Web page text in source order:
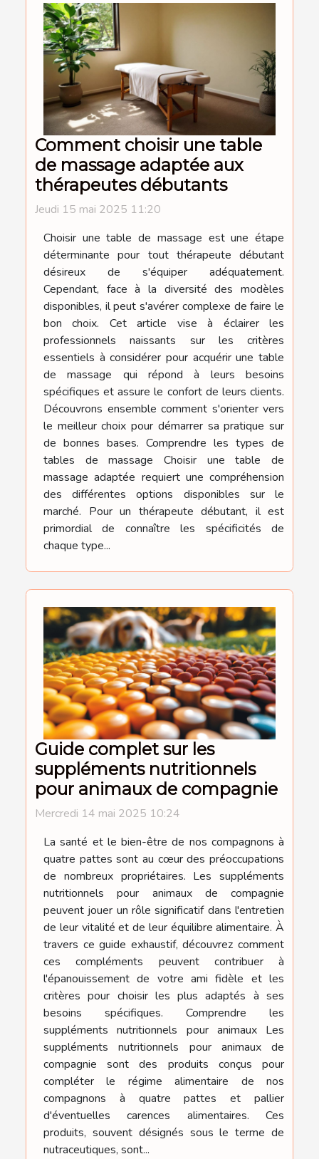
Comment choisir une table
de massage adaptée aux
thérapeutes débutants
Jeudi 15 mai 2025 11:20
Choisir une table de massage est une étape
déterminante pour tout thérapeute débutant
désireux de s'équiper adéquatement.
Cependant, face à la diversité des modèles
disponibles, il peut s'avérer complexe de faire le
bon choix. Cet article vise à éclairer les
professionnels naissants sur les critères
essentiels à considérer pour acquérir une table
de massage qui répond à leurs besoins
spécifiques et assure le confort de leurs clients.
Découvrons ensemble comment s'orienter vers
le meilleur choix pour démarrer sa pratique sur
de bonnes bases. Comprendre les types de
tables de massage Choisir une table de
massage adaptée requiert une compréhension
des différentes options disponibles sur le
marché. Pour un thérapeute débutant, il est
primordial de connaître les spécificités de
chaque type...
Guide complet sur les
suppléments nutritionnels
pour animaux de compagnie
Mercredi 14 mai 2025 10:24
La santé et le bien-être de nos compagnons à
quatre pattes sont au cœur des préoccupations
de nombreux propriétaires. Les suppléments
nutritionnels pour animaux de compagnie
peuvent jouer un rôle significatif dans l'entretien
de leur vitalité et de leur équilibre alimentaire. À
travers ce guide exhaustif, découvrez comment
ces compléments peuvent contribuer à
l'épanouissement de votre ami fidèle et les
critères pour choisir les plus adaptés à ses
besoins spécifiques. Comprendre les
suppléments nutritionnels pour animaux Les
suppléments nutritionnels pour animaux de
compagnie sont des produits conçus pour
compléter le régime alimentaire de nos
compagnons à quatre pattes et pallier
d'éventuelles carences alimentaires. Ces
produits, souvent désignés sous le terme de
nutraceutiques, sont...